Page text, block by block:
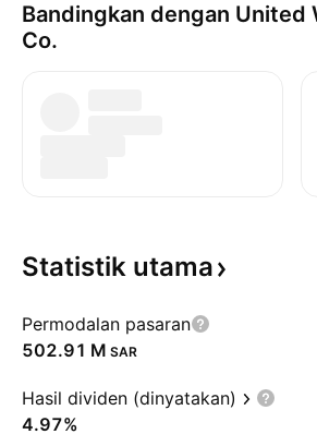
Bandingkan dengan United
Co.
Statistik utama
Permodalan pasaran
‪502.91 M‬ SAR
Hasil dividen (dinyatakan)
4.97%